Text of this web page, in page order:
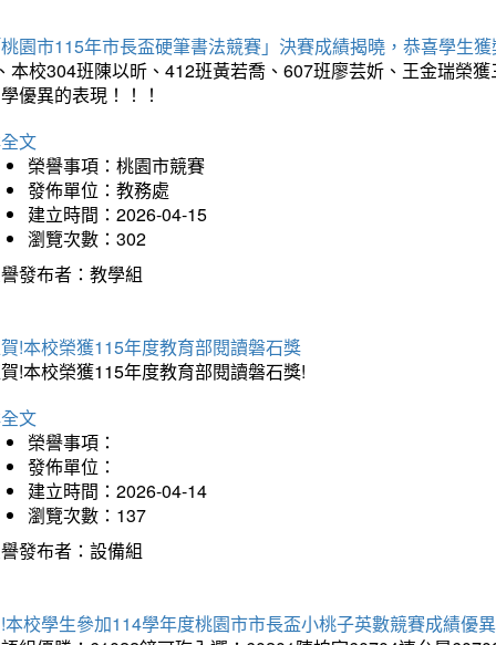
園市115年市長盃硬筆書法競賽」決賽成績揭曉，恭喜學生
本校304班陳以昕、412班黃若喬、607班廖芸妡、王金瑞榮
優異的表現！！！
文
榮譽事項：桃園市競賽
發佈單位：教務處
建立時間：2026-04-15
瀏覽次數：302
發布者：教學組
!本校榮獲115年度教育部閱讀磐石獎
!本校榮獲115年度教育部閱讀磐石獎!
文
榮譽事項：
發佈單位：
建立時間：2026-04-14
瀏覽次數：137
發布者：設備組
本校學生參加114學年度桃園市市長盃小桃子英數競賽成績優